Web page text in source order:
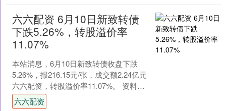
六六配资 6月10日新致转债
下跌5.26%，转股溢价率
11.07%
本站消息，6月10日新致转债收盘下跌
5.26%，报216.15元/张，成交额2.24亿元
六六配资，转股溢价率11.07%。 资料显
示，新致转债信用级别为“A”，....
六六配资